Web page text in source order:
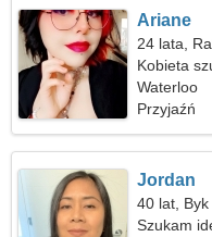
Ariane
24 lata,
Kobieta
Waterloo
Przyjaźń
Jordan
40 lat, Byk
Szukam